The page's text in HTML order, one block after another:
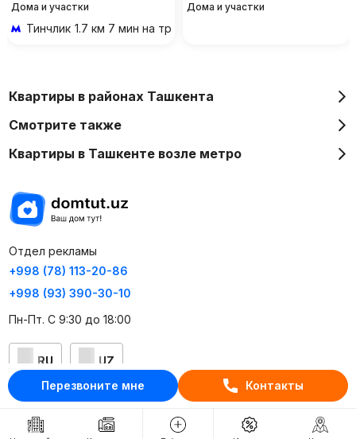
Перезвоните мне Контакты
Дома и участки
Тинчлик 1.7 км 7 мин на транспорте
Дома и участки
Квартиры в районах Ташкента
Смотрите также
Квартиры в Ташкенте возле метро
Отдел рекламы
+998 (78) 113-20-86
+998 (93) 390-30-10
Пн-Пт. С 9:30 до 18:00
RU UZ
Контакты
О проекте